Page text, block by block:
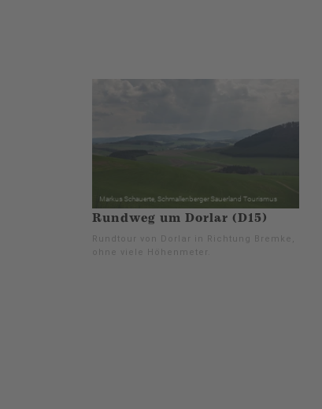
Rundweg um Dorlar (D15)
Rundtour von Dorlar in Richtung Bremke,
ohne viele Höhenmeter.